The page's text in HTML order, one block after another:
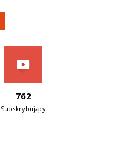
762
Subskrybujący